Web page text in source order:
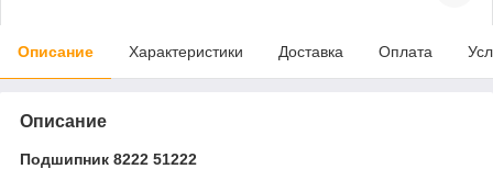
Описание Характеристики Доставка Оплата
Описание
Подшипник 8222 51222